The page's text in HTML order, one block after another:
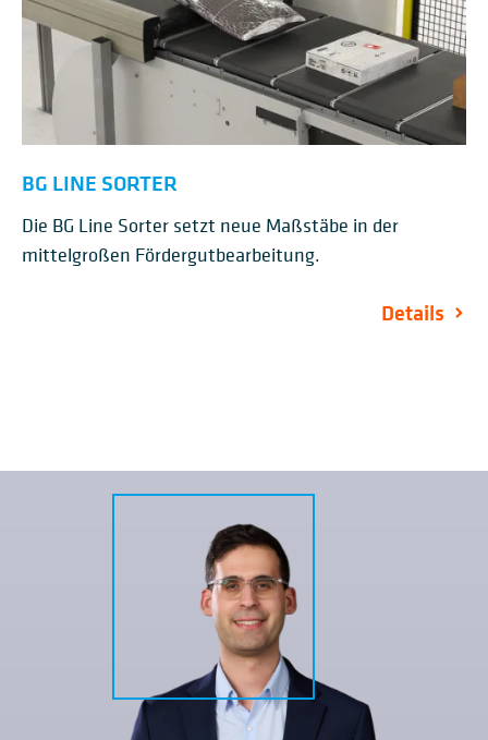
BG LINE SORTER
Die BG Line Sorter setzt neue Maßstäbe in der
mittelgroßen Fördergutbearbeitung.
Details